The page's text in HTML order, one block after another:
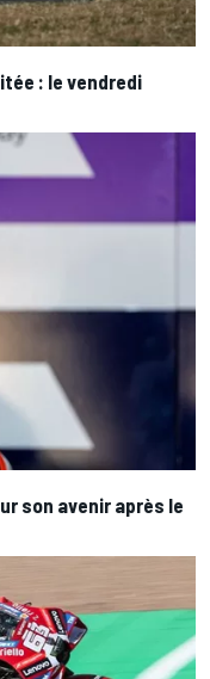
: le vendredi
son avenir après le